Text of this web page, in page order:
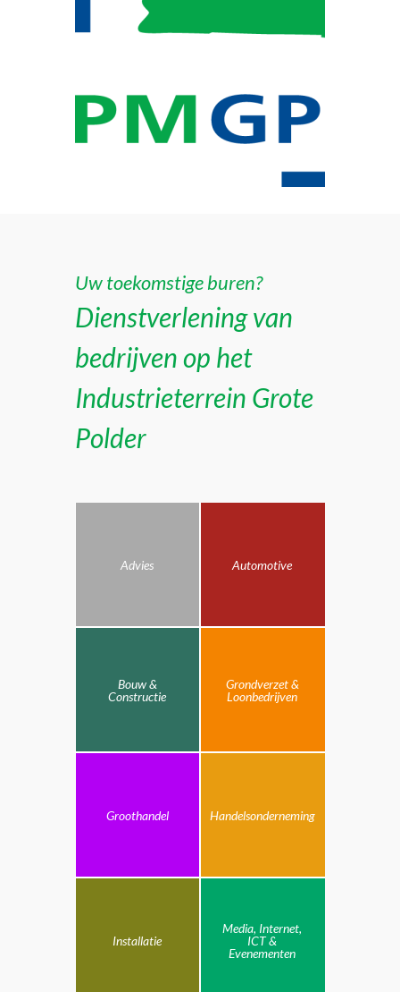
Uw toekomstige buren?
Dienstverlening van
bedrijven op het
Industrieterrein Grote
Polder
Advies Automotive
Bouw &
Constructie
Grondverzet &
Loonbedrijven
Groothandel Handelsonderneming
Installatie
Media, Internet,
ICT &
Evenementen